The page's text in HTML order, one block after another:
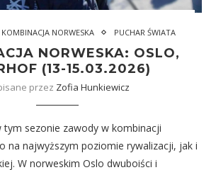
KOMBINACJA NORWESKA PUCHAR ŚWIATA
NORWESKA: OSLO,
(13-15.03.2026)
przez Zofia Hunkiewicz
sezonie zawody w kombinacji
na najwyższym poziomie rywalizacji, jak i
W norweskim Oslo dwuboiści i